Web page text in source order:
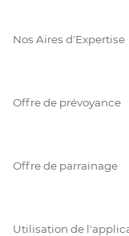
Nos Aires d'Expertise
Offre de prévoyance
Offre de parrainage
Utilisation de